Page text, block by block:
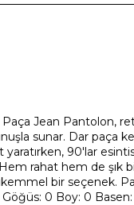
Jean Pantolon,
sunar. Dar paça
yaratırken, 90'lar
rahat hem de şık
bir seçenek.
0 Boy: 0